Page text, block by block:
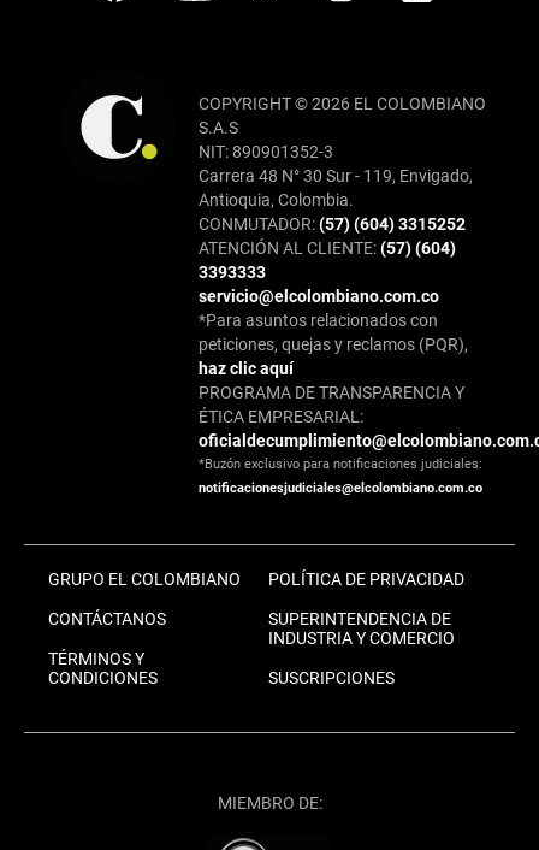
COPYRIGHT © 2026 EL COLOMBIANO
S.A.S
NIT: 890901352-3
Carrera 48 N° 30 Sur - 119, Envigado,
Antioquia, Colombia.
CONMUTADOR:(57) (604) 3315252
ATENCIÓN AL CLIENTE:(57) (604)
3393333
servicio@elcolombiano.com.co
*Para asuntos relacionados con
peticiones, quejas y reclamos (PQR),
haz clic aquí
PROGRAMA DE TRANSPARENCIA Y
ÉTICA EMPRESARIAL:
*Buzón exclusivo para notificaciones judiciales:
notificacionesjudiciales@elcolombiano.com.co
GRUPO EL COLOMBIANO
CONTÁCTANOS
TÉRMINOS Y
CONDICIONES
POLÍTICA DE PRIVACIDAD
SUPERINTENDENCIA DE
INDUSTRIA Y COMERCIO
SUSCRIPCIONES
MIEMBRO DE: